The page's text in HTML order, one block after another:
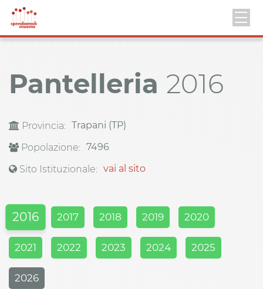
Pantelleria 2016
Provincia: Trapani (TP)
Popolazione: 7496
Sito Istituzionale: vai al sito
2016 2017 2018 2019 2020
2021 2022 2023 2024 2025
2026